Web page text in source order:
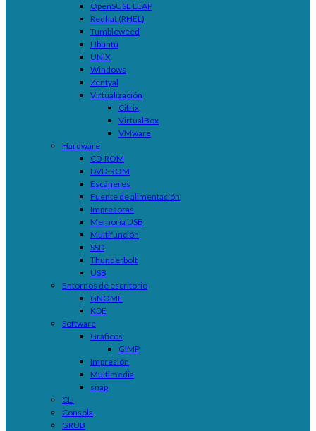
OpenSUSE LEAP
Redhat (RHEL)
Tumbleweed
Ubuntu
UNIX
Windows
Zentyal
Virtualización
Citrix
VirtualBox
VMware
Hardware
CD-ROM
DVD-ROM
Escáneres
Fuente de alimentación
Impresoras
Memoria USB
Multifunción
SSD
Thunderbolt
USB
Entornos de escritorio
GNOME
KDE
Software
Gráficos
GIMP
Impresión
Multimedia
snap
CLI
Consola
GRUB